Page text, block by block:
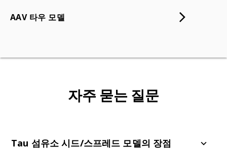
AAV 타우 모델
자주 묻는 질문
Tau 섬유소 시드/스프레드 모델의 장점